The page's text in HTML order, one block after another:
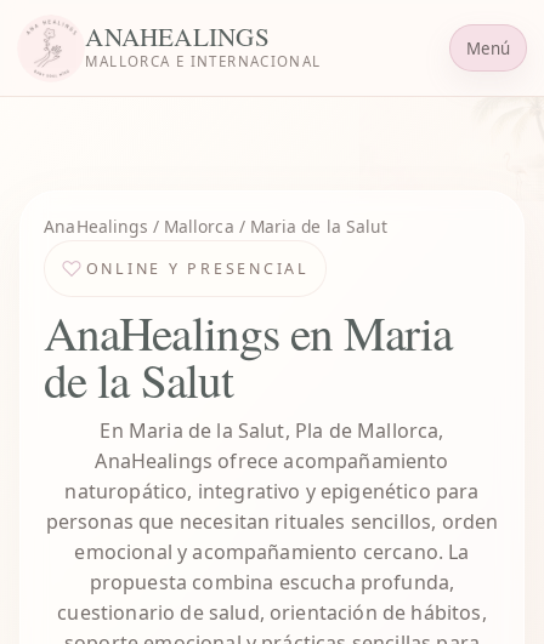
ANAHEALINGS
MALLORCA E INTERNACIONAL
Menú
AnaHealings / Mallorca / Maria de la Salut
ONLINE Y PRESENCIAL
AnaHealings en Maria
de la Salut
En Maria de la Salut, Pla de Mallorca,
AnaHealings ofrece acompañamiento
naturopático, integrativo y epigenético para
personas que necesitan rituales sencillos, orden
emocional y acompañamiento cercano. La
propuesta combina escucha profunda,
cuestionario de salud, orientación de hábitos,